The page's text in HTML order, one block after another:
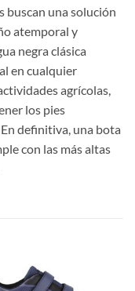
buscan una solución
atemporal y
negra clásica
en cualquier
agrícolas,
los pies
definitiva, una bota
con las más altas